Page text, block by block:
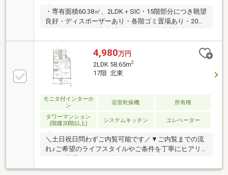
・専有面積60.38㎡、2LDK＋SIC・15階部分につき眺望
良好・ディスポーザーあり・各階ゴミ置場あり・20階
ライブラリラウンジ ※使用料無料・エレベーター4
基・約11帖のリビングダイニング・約3.4帖の独立性あ
るキッチン・洋室6.0帖／5.0帖の使いやすい整形間取
り・玄関SIC＋各居室収納＋廊下収納・1418サイズの
ユニットバス
4,980万円
2LDK 58.65m2
17階 北東
モニタ付インターホ
ン
浴室乾燥機 所有権
タワーマンション
(階建20階以上)
システムキッチン エレベーター
＼土日祝日問わずご内覧可能です／▼ご内覧までの流
れ♪ご希望のライフスタイルやご条件を丁寧にヒアリ
いをご提案。ご内覧も、お客様のご都合に合わせて柔